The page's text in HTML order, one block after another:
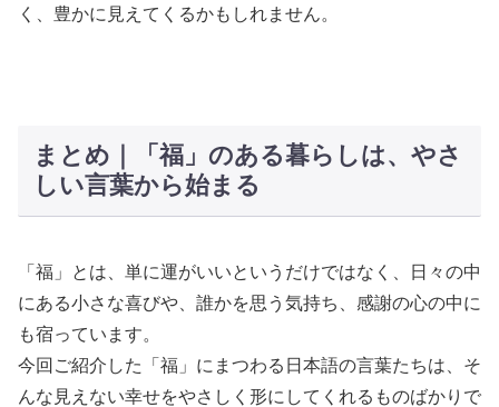
く、豊かに見えてくるかもしれません。
まとめ｜「福」のある暮らしは、やさ
しい言葉から始まる
「福」とは、単に運がいいというだけではなく、日々の中
にある小さな喜びや、誰かを思う気持ち、感謝の心の中に
も宿っています。
今回ご紹介した「福」にまつわる日本語の言葉たちは、そ
んな見えない幸せをやさしく形にしてくれるものばかりで